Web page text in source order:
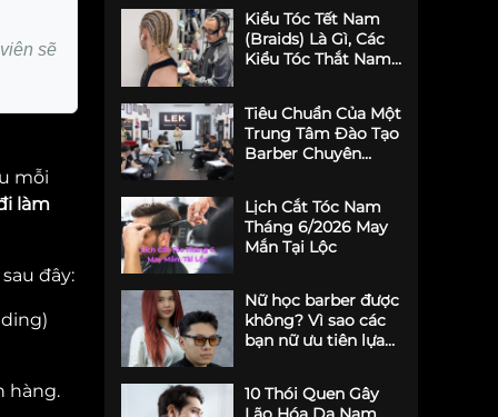
sẽ
mỗi
làm
đây:
hàng.
Kiểu Tóc Tết Nam
(Braids) Là Gì, Các
Kiểu Tóc Thắt Nam
Tiêu Chuẩn Của Một
Trung Tâm Đào Tạo
Barber Chuyên
Lịch Cắt Tóc Nam
Tháng 6/2026 May
Mắn Tại Lộc
Nữ học barber được
không? Vì sao các
bạn nữ ưu tiên lựa
10 Thói Quen Gây